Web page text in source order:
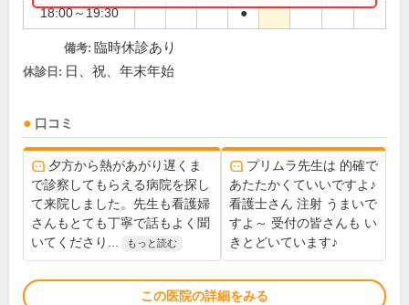
18:00～19:30 ●
備考: 臨時休診あり
休診日: 日、祝、年末年始
口コミ
夕方から熱があがり遅くま
で診察してもらえる病院を探し
て来院しました。先生も看護婦
さんもとても丁寧で話もよく聞
いてくださり...
もっと読む
プリムラ先生は 的確で
あたたかくていいですよ♪
看護士さん 注射 うまいで
すよ～ 受付の皆さんも い
きとどいています♪
この医院の詳細をみる